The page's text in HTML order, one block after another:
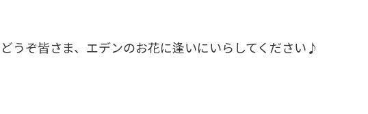
どうぞ皆さま、エデンのお花に逢いにいらしてください♪